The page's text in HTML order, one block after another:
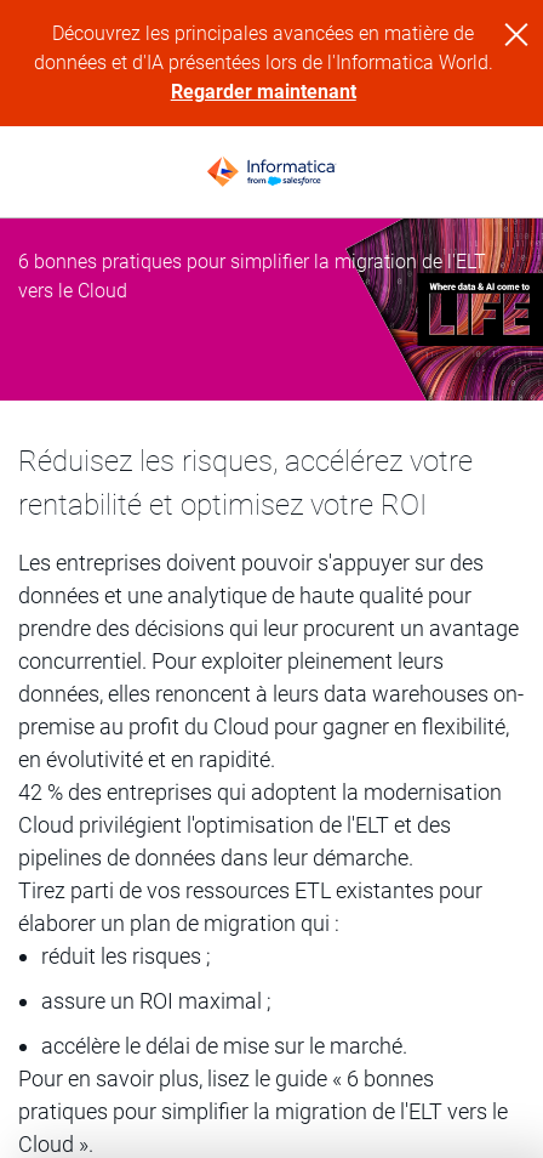
Découvrez les principales avancées en matière de
données et d'IA présentées lors de l'Informatica World.
Regarder maintenant
6 bonnes pratiques pour simplifier la migration de l'ELT
vers le Cloud
Réduisez les risques, accélérez votre
rentabilité et optimisez votre ROI
Les entreprises doivent pouvoir s'appuyer sur des
données et une analytique de haute qualité pour
prendre des décisions qui leur procurent un avantage
concurrentiel. Pour exploiter pleinement leurs
données, elles renoncent à leurs data warehouses on-
premise au profit du Cloud pour gagner en flexibilité,
en évolutivité et en rapidité.
42 % des entreprises qui adoptent la modernisation
Cloud privilégient l'optimisation de l'ELT et des
pipelines de données dans leur démarche.
Tirez parti de vos ressources ETL existantes pour
élaborer un plan de migration qui :
réduit les risques ;
assure un ROI maximal ;
accélère le délai de mise sur le marché.
Pour en savoir plus, lisez le guide « 6 bonnes
pratiques pour simplifier la migration de l'ELT vers le
Cloud ».